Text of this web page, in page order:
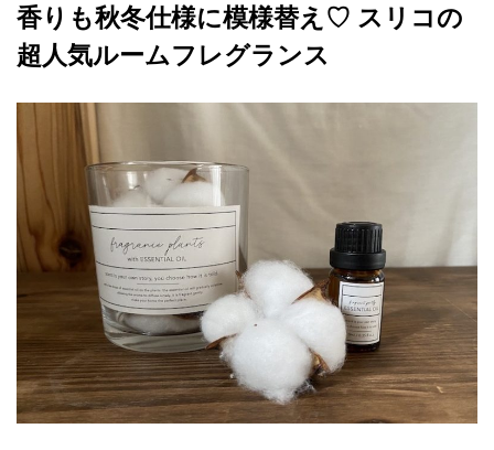
香りも秋冬仕様に模様替え♡ スリコの
超人気ルームフレグランス